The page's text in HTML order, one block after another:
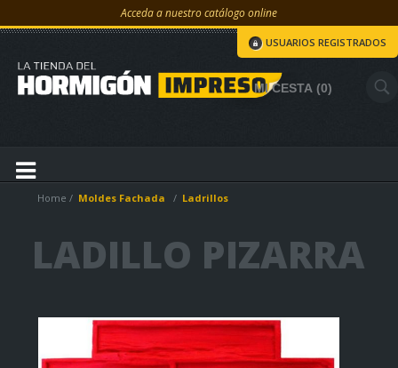
Acceda a nuestro catálogo online
MI CESTA 0
USUARIOS REGISTRADOS
Home Moldes Fachada Ladrillos
LADILLO PIZARRA